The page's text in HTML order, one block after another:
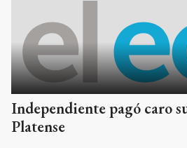
Independiente pagó caro
Platense